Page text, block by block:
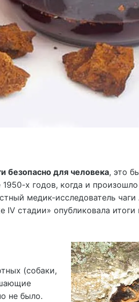
безопасно для человека, это
х годов, когда и
медик-исследователь
IV стадии» опубликовала итоги
(собаки,
не было.